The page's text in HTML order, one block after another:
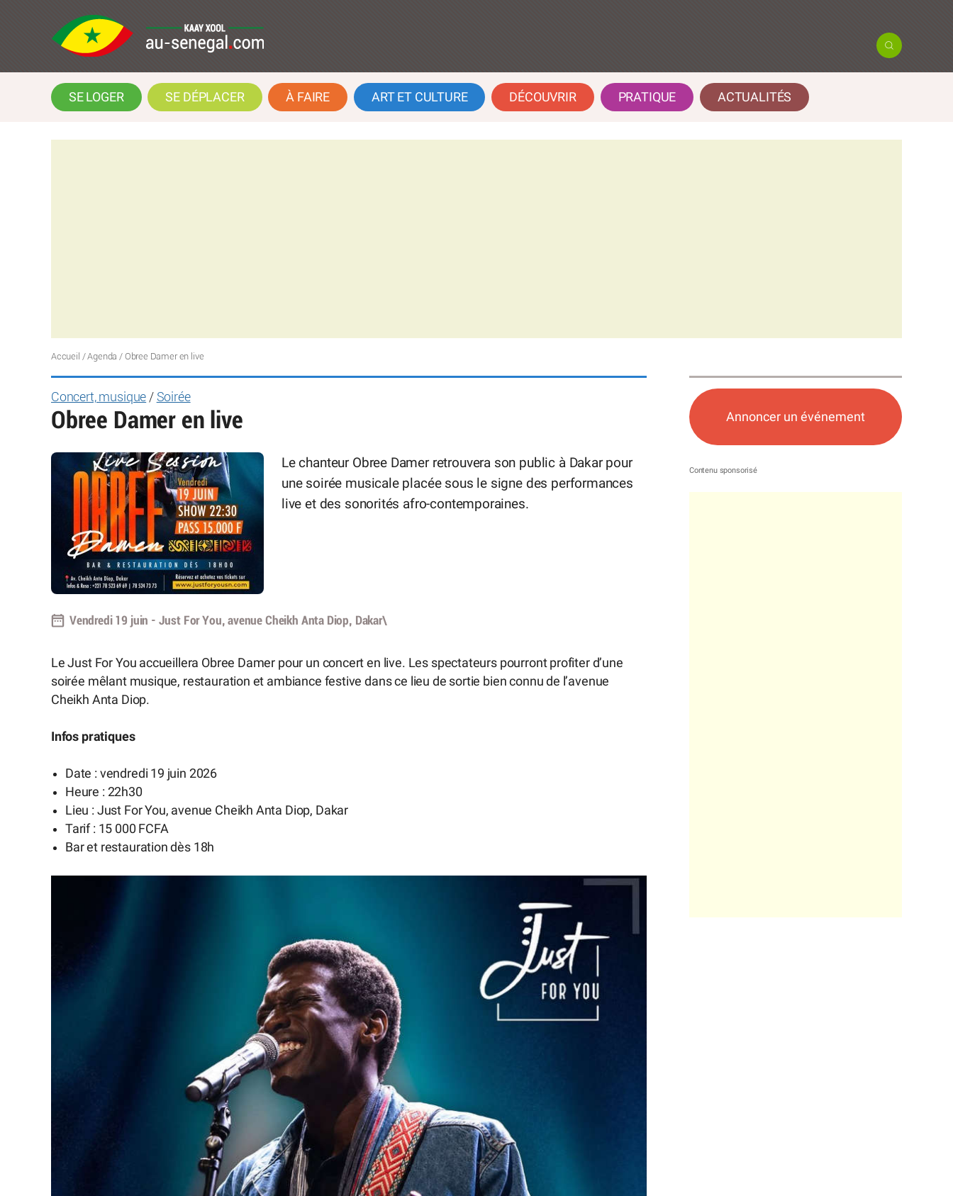
SE LOGER SE DÉPLACER À FAIRE ART ET CULTURE DÉCOUVRIR PRATIQUE ACTUALITÉS
Accueil /Agenda / Obree Damer en live
Concert, musique / Soirée
Obree Damer en live
Le chanteur Obree Damer retrouvera son public à Dakar pour
une soirée musicale placée sous le signe des performances
live et des sonorités afro-contemporaines.
Vendredi 19 juin - Just For You, avenue Cheikh Anta Diop, Dakar\
Le Just For You accueillera Obree Damer pour un concert en live. Les spectateurs pourront profiter d’une
soirée mêlant musique, restauration et ambiance festive dans ce lieu de sortie bien connu de l’avenue
Cheikh Anta Diop.
Infos pratiques
Date : vendredi 19 juin 2026
Heure : 22h30
Lieu : Just For You, avenue Cheikh Anta Diop, Dakar
Tarif : 15 000 FCFA
Bar et restauration dès 18h
Annoncer un événement